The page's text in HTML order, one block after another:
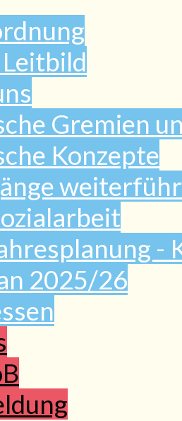
Gremien
Konzepte
-
2025/26